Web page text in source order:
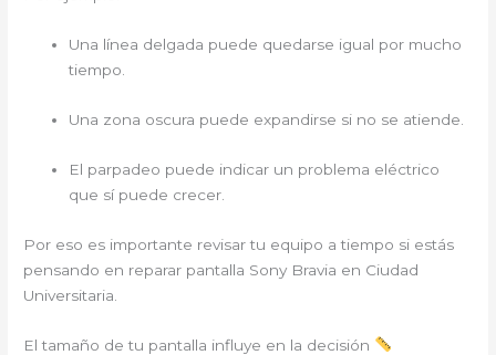
Una línea delgada puede quedarse igual por mucho
tiempo.
Una zona oscura puede expandirse si no se atiende.
El parpadeo puede indicar un problema eléctrico
que sí puede crecer.
Por eso es importante revisar tu equipo a tiempo si estás
pensando en reparar pantalla Sony Bravia en Ciudad
Universitaria.
El tamaño de tu pantalla influye en la decisión